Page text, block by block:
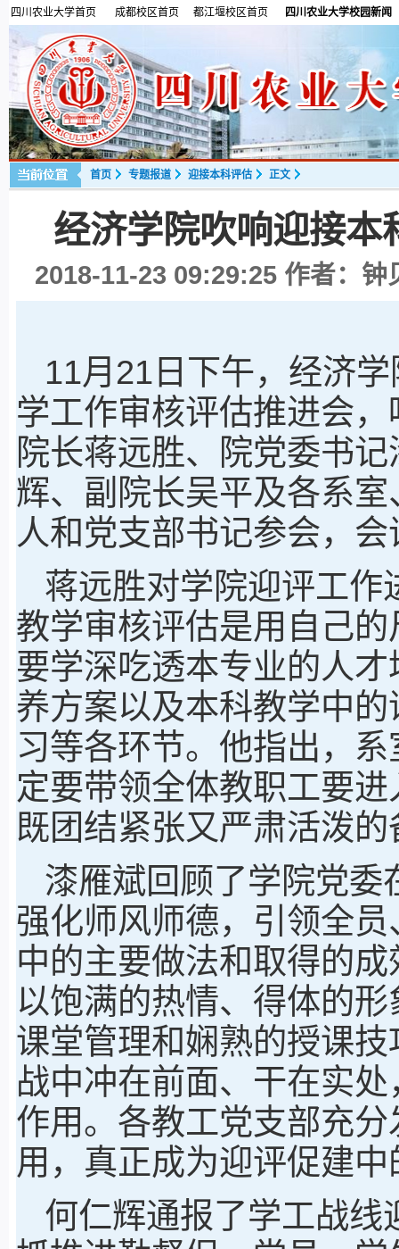
四川农业大学首页 成都校区首页 都江堰校区首页 四川农业大学校园新闻
首页 专题报道 迎接本科评估 正文
经济学院吹响迎接本
2018-11-23 09:29:25作者：钟
11月21日下午，经济
学工作审核评估推进会
院长蒋远胜、院党委书
辉、副院长吴平及各系
人和党支部书记参会，
蒋远胜对学院迎评工作
教学审核评估是用自己
要学深吃透本专业的人
养方案以及本科教学中
习等各环节。他指出，
定要带领全体教职工要
既团结紧张又严肃活泼
漆雁斌回顾了学院党委
强化师风师德，引领全员
中的主要做法和取得的
以饱满的热情、得体的
课堂管理和娴熟的授课
战中冲在前面、干在实
作用。各教工党支部充
用，真正成为迎评促建
何仁辉通报了学工战线